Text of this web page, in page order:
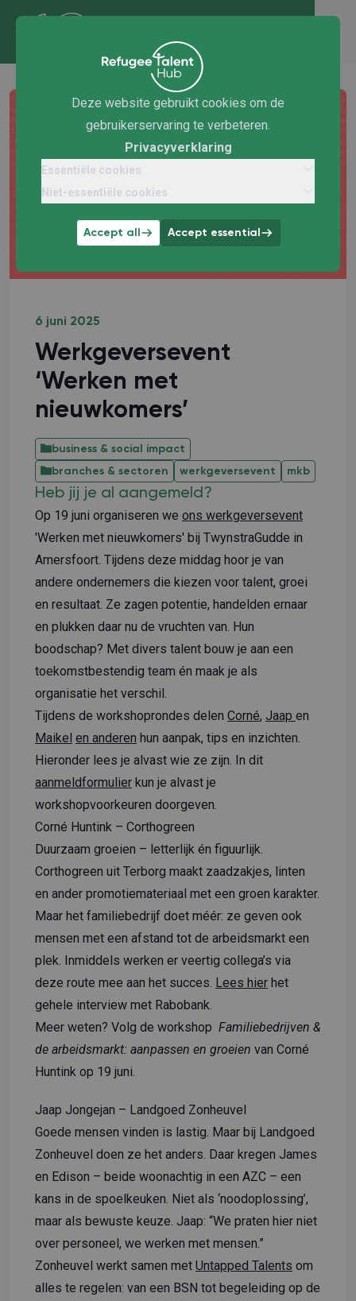
Deze website gebruikt cookies om de
gebruikerservaring te verbeteren.
Privacyverklaring
Essentiële cookies
Niet-essentiële cookies
Accept all Accept essential
6 juni 2025
Werkgeversevent
‘Werken met
nieuwkomers’
business & social impact
branches & sectoren
werkgeversevent mkb
Heb jij je al aangemeld?
Op 19 juni organiseren we ons werkgeversevent
'Werken met nieuwkomers' bij TwynstraGudde in
Amersfoort. Tijdens deze middag hoor je van
andere ondernemers die kiezen voor talent, groei
en resultaat. Ze zagen potentie, handelden ernaar
en plukken daar nu de vruchten van. Hun
boodschap? Met divers talent bouw je aan een
toekomstbestendig team én maak je als
organisatie het verschil.
Tijdens de workshoprondes delen Corné, Jaap en
Maikel en anderen hun aanpak, tips en inzichten.
Hieronder lees je alvast wie ze zijn. In dit
aanmeldformulier kun je alvast je
workshopvoorkeuren doorgeven.
Corné Huntink – Corthogreen
Duurzaam groeien – letterlijk én figuurlijk.
Corthogreen uit Terborg maakt zaadzakjes, linten
en ander promotiemateriaal met een groen karakter.
Maar het familiebedrijf doet méér: ze geven ook
mensen met een afstand tot de arbeidsmarkt een
plek. Inmiddels werken er veertig collega’s via
deze route mee aan het succes. Lees hier het
gehele interview met Rabobank.
Meer weten? Volg de workshop Familiebedrijven &
de arbeidsmarkt: aanpassen en groeien van Corné
Huntink op 19 juni.
Jaap Jongejan – Landgoed Zonheuvel
Goede mensen vinden is lastig. Maar bij Landgoed
Zonheuvel doen ze het anders. Daar kregen James
en Edison – beide woonachtig in een AZC – een
kans in de spoelkeuken. Niet als ‘noodoplossing’,
maar als bewuste keuze. Jaap: “We praten hier niet
over personeel, we werken met mensen.”
Zonheuvel werkt samen met Untapped Talents om
alles te regelen: van een BSN tot begeleiding op de